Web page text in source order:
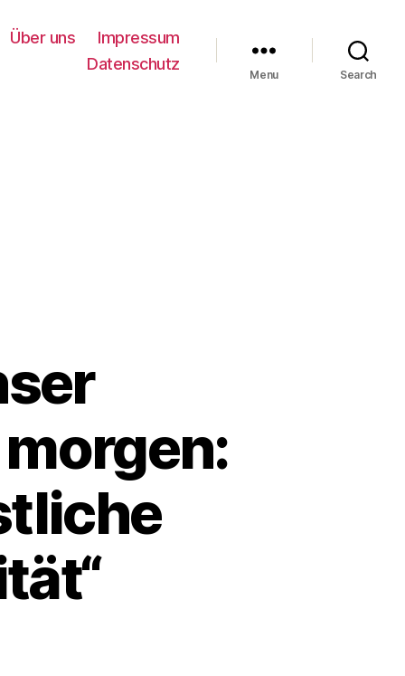
Über uns
Impressum
Datenschutz
Menu Search